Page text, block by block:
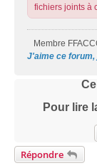
fichiers joints à
Membre
J'aime ce
Pour lire
Répondre